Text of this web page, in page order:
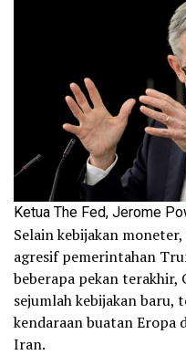
Ketua The Fed, Jerome
Selain kebijakan
agresif pemerintahan
beberapa pekan terakhir,
sejumlah kebijakan baru,
kendaraan buatan Eropa
Iran.